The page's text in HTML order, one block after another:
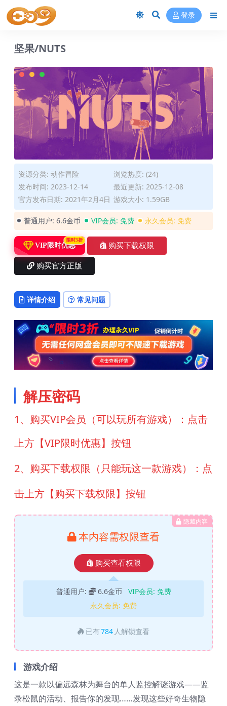
登录
坚果/NUTS
资源分类: 动作冒险
浏览热度: (24)
发布时间: 2023-12-14
最近更新: 2025-12-08
官方发布日期: 2021年2月4日 游戏大小: 1.59GB
普通用户: 6.6金币 VIP会员: 免费 永久会员: 免费
VIP限时优惠
限时3折
购买下载权限
购买官方正版
详情介绍 常见问题
解压密码
1、购买VIP会员（可以玩所有游戏）：点击
上方【VIP限时优惠】按钮
2、购买下载权限（只能玩这一款游戏）：点
击上方【购买下载权限】按钮
隐藏内容
本内容需权限查看
购买查看权限
普通用户: 6.6金币 VIP会员: 免费
永久会员: 免费
已有784 人解锁查看
游戏介绍
这是一款以偏远森林为舞台的单人监控解谜游戏——监
录松鼠的活动、报告你的发现……发现这些好奇生物隐